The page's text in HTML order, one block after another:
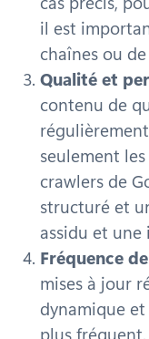
il est
chaînes ou
Qualité et
contenu de
seulement
crawlers de
structuré et
assidu et
Fréquence
mises à jour
dynamique
plus